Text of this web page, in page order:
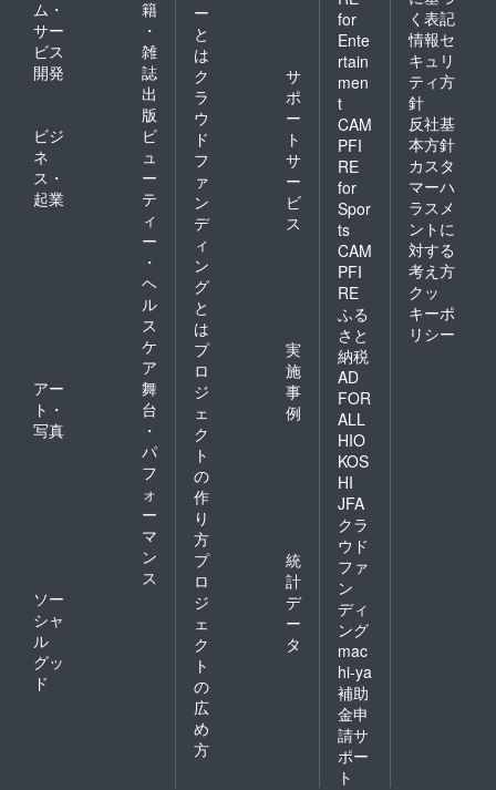
ム・
サー
ビス
開発
籍
・
雑
誌
出
版
ビジ
ネ
ス・
起業
ビ
ュ
ー
テ
ィ
ー
・
ヘ
ル
ス
ケ
ア
アー
ト・
写真
舞
台
・
パ
フ
ォ
ー
マ
ン
ス
ソー
シャ
ル
グッ
ド
ー
と
は
ク
ラ
ウ
ド
フ
ァ
ン
デ
ィ
ン
グ
と
は
サ
ポ
ー
ト
サ
ー
ビ
ス
プ
ロ
ジ
ェ
ク
ト
の
作
り
方
実
施
事
例
プ
ロ
ジ
ェ
ク
ト
の
広
め
方
統
計
デ
ー
タ
for
Ente
rtain
men
t
CAM
PFI
RE
for
Spor
ts
CAM
PFI
RE
ふる
さと
納税
AD
FOR
ALL
HIO
KOS
HI
JFA
クラ
ウド
ファ
ン
ディ
ング
mac
hi-ya
補助
金申
請サ
ポー
ト
く表記
情報セ
キュリ
ティ方
針
反社基
本方針
カスタ
マーハ
ラスメ
ントに
対する
考え方
クッ
キーポ
リシー